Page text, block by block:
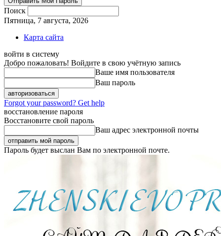
Поиск
Пятница, 7 августа, 2026
Карта сайта
войти в систему
Добро пожаловать! Войдите в свою учётную запись
Ваше имя пользователя
Ваш пароль
Forgot your password? Get help
восстановление пароля
Восстановите свой пароль
Ваш адрес электронной почты
Пароль будет выслан Вам по электронной почте.